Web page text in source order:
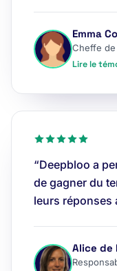
Emma
Lire le
“Deepbloo a
de gagner du
leurs réponses
Alice de